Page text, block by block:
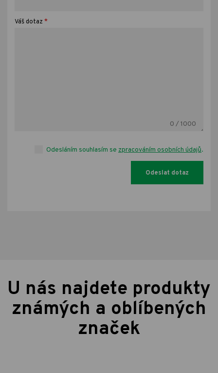
Váš dotaz *
0 / 1000
Odesláním souhlasím se zpracováním osobních údajů.
U nás najdete produkty
známých a oblíbených
značek